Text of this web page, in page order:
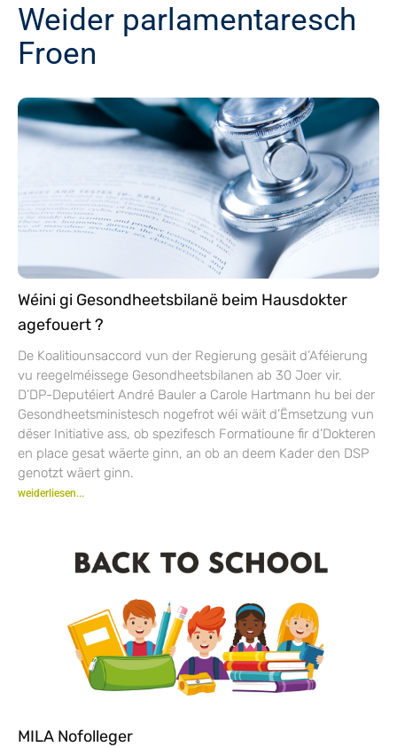
Weider parlamentaresch
Froen
Wéini gi Gesondheetsbilanë beim Hausdokter
agefouert ?
De Koalitiounsaccord vun der Regierung gesäit d’Aféierung
vu reegelméissege Gesondheetsbilanen ab 30 Joer vir.
D’DP-Deputéiert André Bauler a Carole Hartmann hu bei der
Gesondheetsministesch nogefrot wéi wäit d’Ëmsetzung vun
dëser Initiative ass, ob spezifesch Formatioune fir d’Dokteren
en place gesat wäerte ginn, an ob an deem Kader den DSP
genotzt wäert ginn.
weiderliesen...
MILA Nofolleger